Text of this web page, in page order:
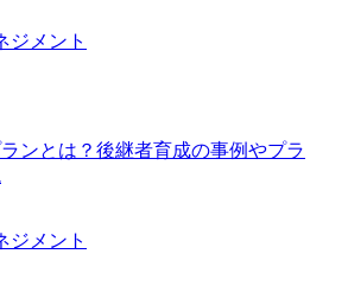
ジメント
ンとは？後継者育成の事例やプラ
ジメント